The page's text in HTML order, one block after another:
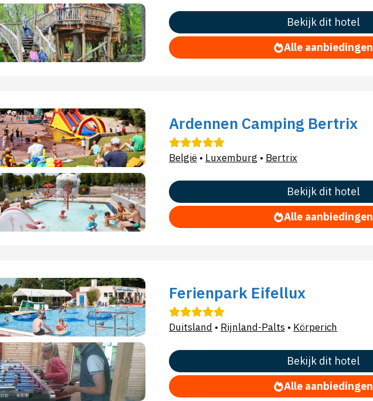
Bekijk dit hotel
Alle aanbiedingen
Ardennen Camping Bertrix
België • Luxemburg • Bertrix
Bekijk dit hotel
Alle aanbiedingen
Ferienpark Eifellux
Duitsland • Rijnland-Palts • Körperich
Bekijk dit hotel
Alle aanbiedingen